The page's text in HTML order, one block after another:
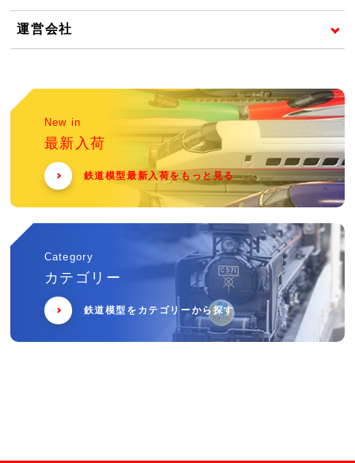
運営会社
New in
最新入荷
鉄道模型最新入荷をもっと見る
Category
カテゴリー
鉄道模型をカテゴリーから探す